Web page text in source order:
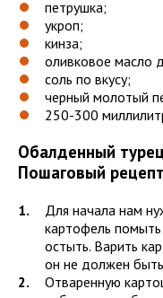
петрушка;
укроп;
кинза;
оливковое масло
соль по вкусу;
черный молотый
250-300
Обалденный
Пошаговый рецепт
Для начала нам
картофель
остыть. Варить
он не должен
Отваренную